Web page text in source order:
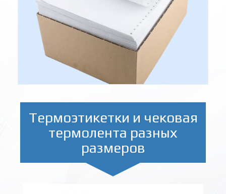
Термоэтикетки и чековая
термолента разных
размеров